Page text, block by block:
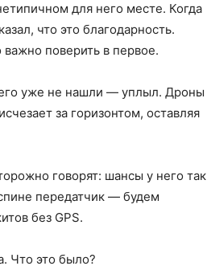
для него месте. Когда
что это благодарность.
поверить в первое.
уже не нашли — уплыл. Дроны
за горизонтом, оставляя
говорят: шансы у него так
передатчик — будем
без GPS.
Что это было?